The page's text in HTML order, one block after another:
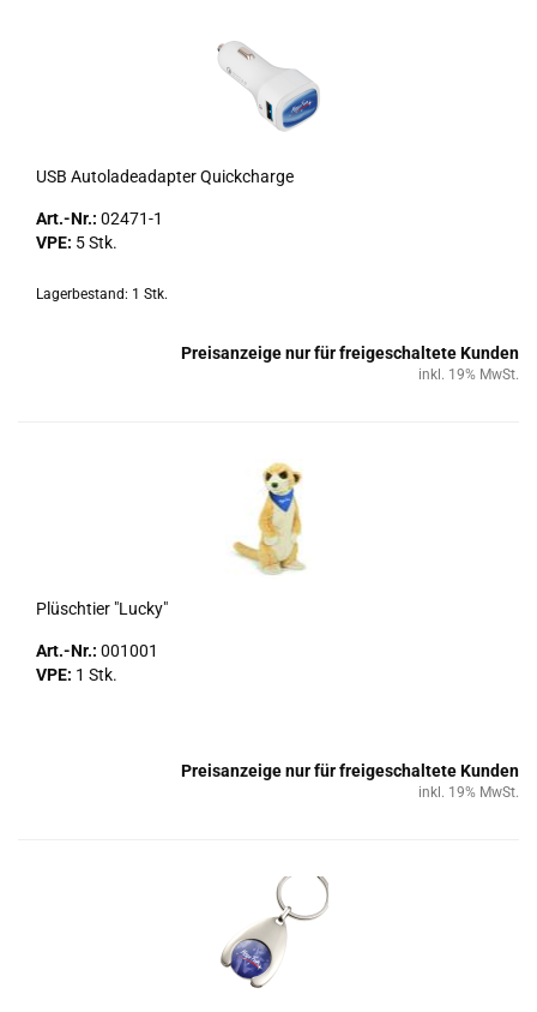
USB Au­to­la­de­ad­ap­ter Quick­char­ge
Art.-Nr.: 02471-​1
VPE: 5 Stk.
Lagerbestand: 1 Stk.
Preisanzeige nur für freigeschaltete Kunden
inkl. 19% MwSt.
Plüsch­tier "Lucky"
Art.-Nr.: 001001
VPE: 1 Stk.
Preisanzeige nur für freigeschaltete Kunden
inkl. 19% MwSt.